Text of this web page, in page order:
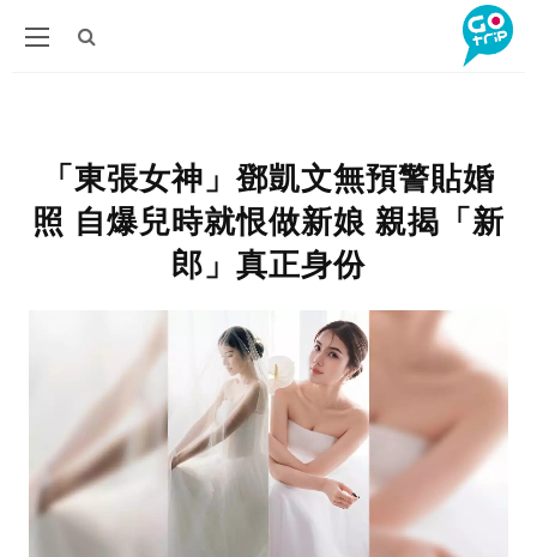
「東張女神」鄧凱文無預警貼婚
照 自爆兒時就恨做新娘 親揭「新
郎」真正身份